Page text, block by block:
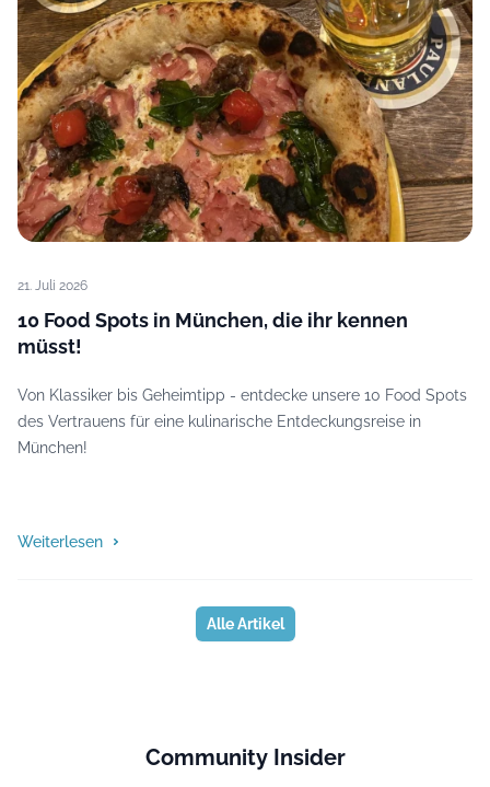
21. Juli 2026
10 Food Spots in München, die ihr kennen
müsst!
Von Klassiker bis Geheimtipp - entdecke unsere 10 Food Spots
des Vertrauens für eine kulinarische Entdeckungsreise in
München!
Weiterlesen
Alle Artikel
Community Insider